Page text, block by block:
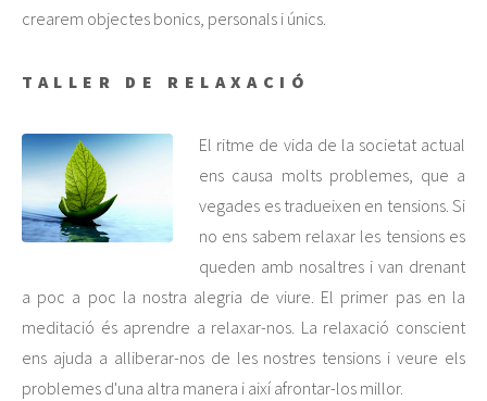
crearem objectes bonics, personals i únics.
TALLER DE RELAXACIÓ
El ritme de vida de la societat actual
ens causa molts problemes, que a
vegades es tradueixen en tensions. Si
no ens sabem relaxar les tensions es
queden amb nosaltres i van drenant
a poc a poc la nostra alegria de viure. El primer pas en la
meditació és aprendre a relaxar-nos. La relaxació conscient
ens ajuda a alliberar-nos de les nostres tensions i veure els
problemes d'una altra manera i així afrontar-los millor.